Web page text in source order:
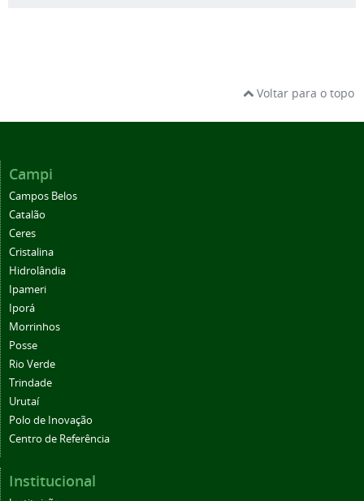
Voltar para o topo
Campi
Campos Belos
Catalão
Ceres
Cristalina
Hidrolândia
Ipameri
Iporá
Morrinhos
Posse
Rio Verde
Trindade
Urutaí
Polo de Inovação
Centro de Referência
Institucional